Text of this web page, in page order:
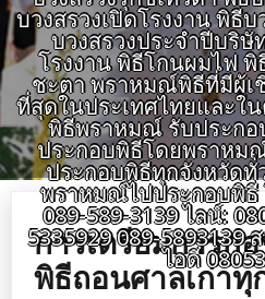
บวงสรวงเปิดโรงงาน พิธี
บวงสรวงประจำปีบริ
โรงงาน พิธีโกนผมไฟ
ชะตา พราหมณ์พิธีที่มีผู้เ
ที่สุดในประเทศไทยและใ
พิธีพราหมณ์ รับประก
ประกอบพิธีโดยพราหม
ประกอบพิธีทุกจังหวัดทั่
พราหมณ์ไปประกอบพิธี
089-589-3139 ไลน์:
5335929 089-5893139
ไอดี
การเตรียมการก่
พิธีถอนศาลเก่าทุ